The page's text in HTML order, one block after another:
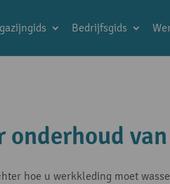
Bedrijfsgids
onderhoud
hoe u werkkleding moet